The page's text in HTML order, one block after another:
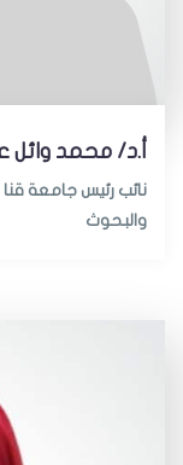
أ.د/ محمد وائل
نائب رئيس جامعة
والبحوث